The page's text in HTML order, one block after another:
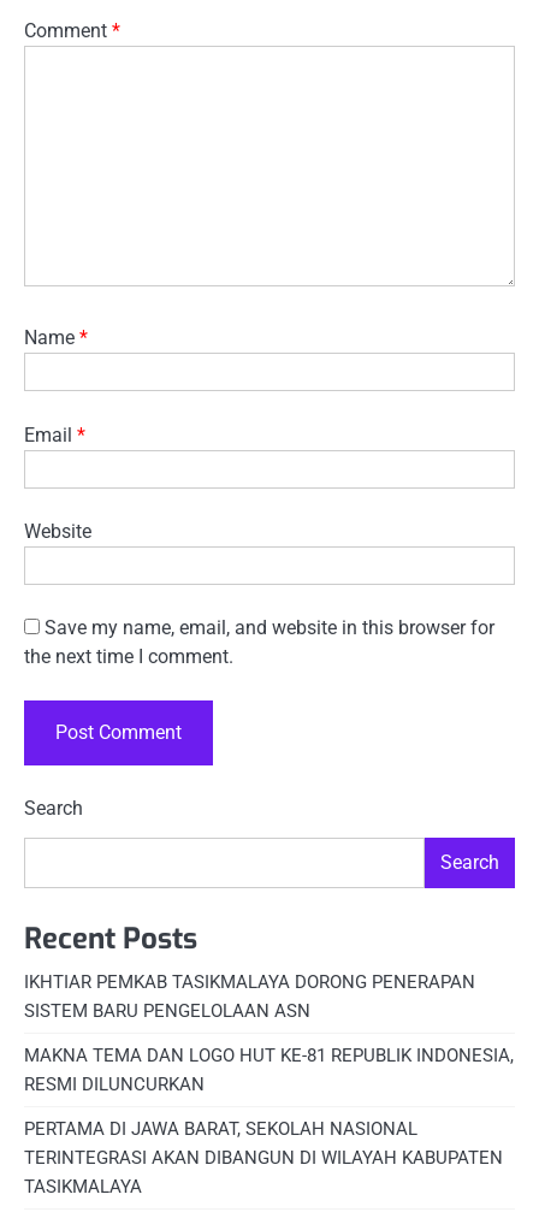
Comment *
Name *
Email *
Website
Save my name, email, and website in this browser for
the next time I comment.
Search
Search
Recent Posts
IKHTIAR PEMKAB TASIKMALAYA DORONG PENERAPAN
SISTEM BARU PENGELOLAAN ASN
MAKNA TEMA DAN LOGO HUT KE-81 REPUBLIK INDONESIA,
RESMI DILUNCURKAN
PERTAMA DI JAWA BARAT, SEKOLAH NASIONAL
TERINTEGRASI AKAN DIBANGUN DI WILAYAH KABUPATEN
TASIKMALAYA